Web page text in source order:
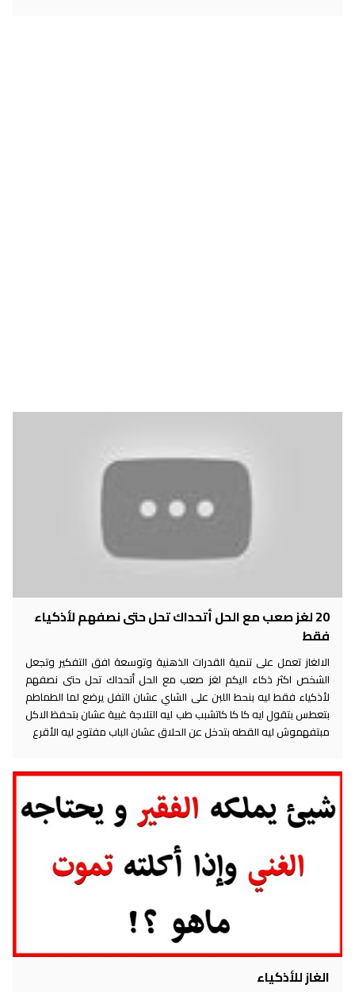
20 لغز صعب مع الحل أتحداك تحل حتى نصفهم لأذكياء
فقط
الالغاز تعمل على تنمية القدرات الذهنية وتوسعة افق التفكير وتجعل
الشخص اكثر ذكاء اليكم لغز صعب مع الحل أتحداك تحل حتى نصفهم
لأذكياء فقط ليه بنحط اللبن على الشاي عشان التفل يرضع لما الطماطم
بتعطس بتقول ايه كا كا كاتشبب طب ليه التلاجة غبية عشان بتحفظ الاكل
مبتفهموش ليه القطه بتدخل عن الحلاق عشان الباب مفتوح ليه الأقرع
الغاز للأذكياء